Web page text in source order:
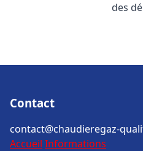
des
Contact
contact@chaudieregaz-
Accueil Informations